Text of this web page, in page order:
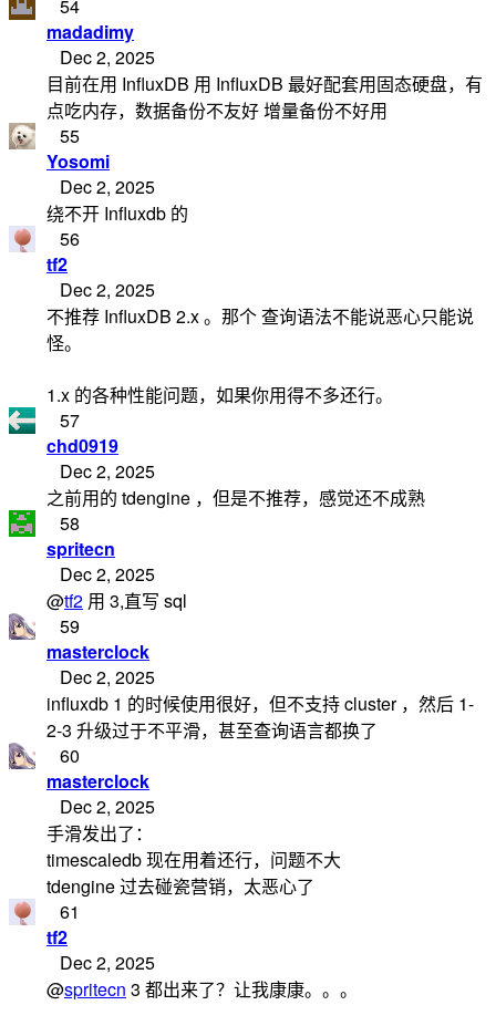
54
madadimy
Dec 2, 2025
目前在用 InfluxDB 用 InfluxDB 最好配套用固态硬盘，有
点吃内存，数据备份不友好 增量备份不好用
55
Yosomi
Dec 2, 2025
绕不开 Influxdb 的
56
tf2
Dec 2, 2025
不推荐 InfluxDB 2.x 。那个 查询语法不能说恶心只能说
怪。
1.x 的各种性能问题，如果你用得不多还行。
57
chd0919
Dec 2, 2025
之前用的 tdengine ，但是不推荐，感觉还不成熟
58
spritecn
Dec 2, 2025
@tf2 用 3,直写 sql
59
masterclock
Dec 2, 2025
influxdb 1 的时候使用很好，但不支持 cluster ，然后 1-
2-3 升级过于不平滑，甚至查询语言都换了
60
masterclock
Dec 2, 2025
手滑发出了：
timescaledb 现在用着还行，问题不大
tdengine 过去碰瓷营销，太恶心了
61
tf2
Dec 2, 2025
@spritecn 3 都出来了？让我康康。。。